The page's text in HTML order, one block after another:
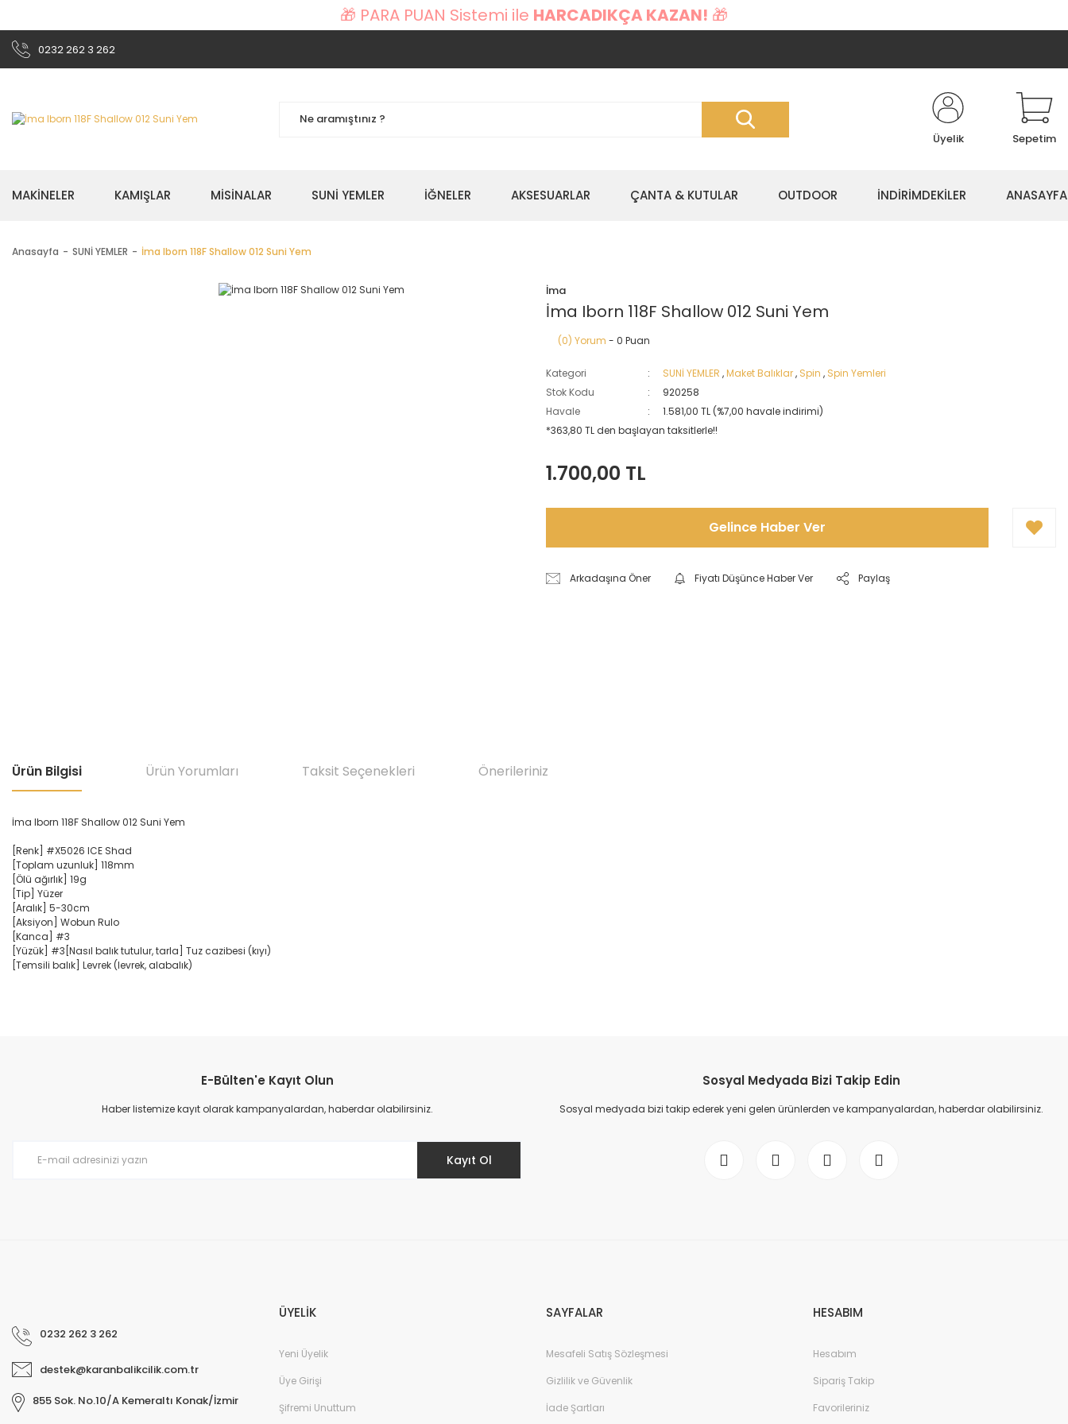
🎁 PARA PUAN Sistemi ile HARCADIKÇA KAZAN! 🎁
0232 262 3 262
Üyelik Sepetim
MAKİNELER KAMIŞLAR MİSİNALAR SUNİ YEMLER İĞNELER AKSESUARLAR ÇANTA & KUTULAR OUTDOOR İNDİRİMDEKİLER ANASAYFA
Anasayfa SUNİ YEMLER İma Iborn 118F Shallow 012 Suni Yem
İma
İma Iborn 118F Shallow 012 Suni Yem
(0) Yorum - 0 Puan
Kategori SUNİ YEMLER ,Maket Balıklar, Spin , Spin Yemleri
Stok Kodu
920258
Havale
1.581,00 TL (%7,00 havale indirimi)
*363,80 TL den başlayan taksitlerle!!
1.700,00 TL
Gelince Haber Ver
Arkadaşına Öner Fiyatı Düşünce Haber Ver Paylaş
Ürün Bilgisi Ürün Yorumları Taksit Seçenekleri Önerileriniz
İma Iborn 118F Shallow 012 Suni Yem
[Renk] #X5026 ICE Shad
[Toplam uzunluk] 118mm
[Ölü ağırlık] 19g
[Tip] Yüzer
[Aralık] 5-30cm
[Aksiyon] Wobun Rulo
[Kanca] #3
[Yüzük] #3 [Nasıl balık tutulur, tarla] Tuz cazibesi (kıyı)
[Temsili balık] Levrek (levrek, alabalık)
Ürün resmi kalitesiz, bozuk veya görüntülenemiyor.
Ürün açıklamasında eksik bilgiler bulunuyor.
E-Bülten'e Kayıt Olun
Haber listemize kayıt olarak kampanyalardan, haberdar olabilirsiniz.
Kayıt Ol
Sosyal Medyada Bizi Takip Edin
Sosyal medyada bizi takip ederek yeni gelen ürünlerden ve kampanyalardan, haberdar olabilirsiniz.
0232 262 3 262
destek@karanbalikcilik.com.tr
855 Sok. No.10/A Kemeraltı Konak/İzmir
ÜYELİK
Yeni Üyelik
Üye Girişi
Şifremi Unuttum
SAYFALAR
Mesafeli Satış Sözleşmesi
Gizlilik ve Güvenlik
İade Şartları
HESABIM
Hesabım
Sipariş Takip
Favorileriniz